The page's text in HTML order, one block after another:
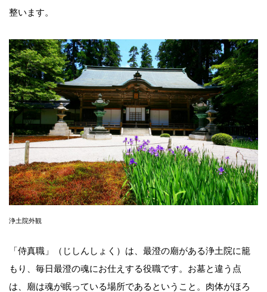
整います。
浄土院外観
「侍真職」（じしんしょく）は、最澄の廟がある浄土院に籠
もり、毎日最澄の魂にお仕えする役職です。お墓と違う点
は、廟は魂が眠っている場所であるということ。肉体がほろ